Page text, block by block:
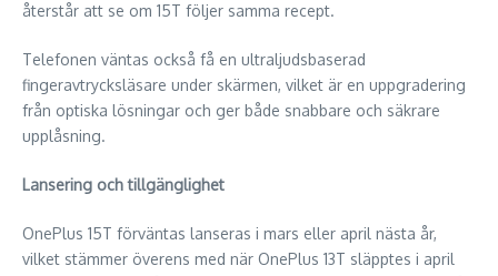
återstår att se om 15T följer samma recept.
Telefonen väntas också få en ultraljudsbaserad
fingeravtrycksläsare under skärmen, vilket är en uppgradering
från optiska lösningar och ger både snabbare och säkrare
upplåsning.
Lansering och tillgänglighet
OnePlus 15T förväntas lanseras i mars eller april nästa år,
vilket stämmer överens med när OnePlus 13T släpptes i april